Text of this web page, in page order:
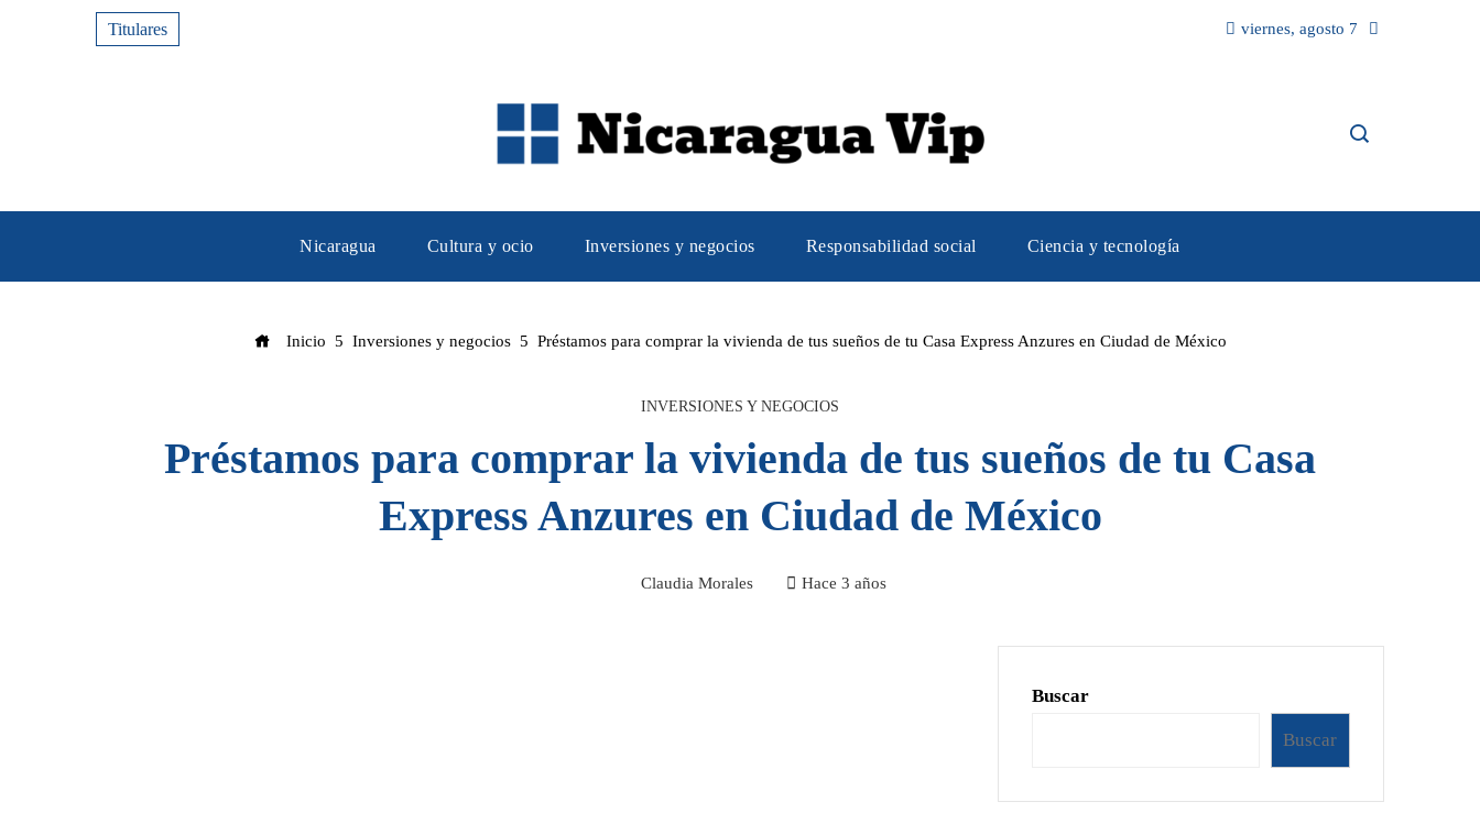
Titulares viernes, agosto 7
Nicaragua Cultura y ocio Inversiones y negocios Responsabilidad social Ciencia y tecnología
Inicio Inversiones y negocios Préstamos para comprar la vivienda de tus sueños de tu Casa Express Anzures en Ciudad de México
INVERSIONES Y NEGOCIOS
Préstamos para comprar la vivienda de tus sueños de tu Casa
Express Anzures en Ciudad de México
Claudia Morales Hace 3 años
Buscar
Buscar